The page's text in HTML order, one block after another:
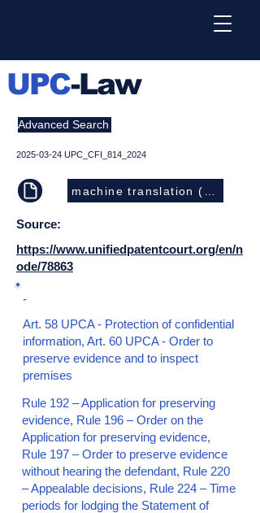
UPC-Law
Advanced Search
2025-03-24 UPC_CFI_814_2024
machine translation (EN)
Source:
https://www.unifiedpatentcourt.org/en/n
ode/78863
-
Art. 58 UPCA - Protection of confidential
information, Art. 60 UPCA - Order to
preserve evidence and to inspect
premises
Rule 192 – Application for preserving
evidence, Rule 196 – Order on the
Application for preserving evidence,
Rule 197 – Order to preserve evidence
without hearing the defendant, Rule 220
– Appealable decisions, Rule 224 – Time
periods for lodging the Statement of